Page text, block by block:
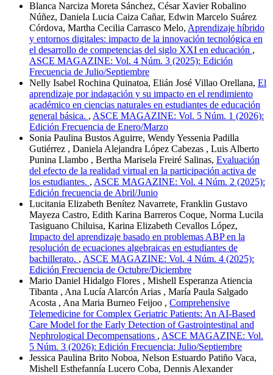
Blanca Narciza Moreta Sánchez, César Xavier Robalino
Núñez, Daniela Lucia Caiza Cañar, Edwin Marcelo Suárez
Córdova, Martha Cecilia Carrasco Melo, Aprendizaje híbrido
y entornos digitales: impacto de la innovación tecnológica en
el desarrollo de competencias del siglo XXI en educación ,
ASCE MAGAZINE: Vol. 4 Núm. 3 (2025): Edición
Frecuencia de Julio/Septiembre
Nelly Isabel Rochina Quinatoa, Elián José Villao Orellana, El
aprendizaje por indagación y su impacto en el rendimiento
académico en ciencias naturales en estudiantes de educación
general básica. , ASCE MAGAZINE: Vol. 5 Núm. 1 (2026):
Edición Frecuencia de Enero/Marzo
Sonia Paulina Bustos Aguirre, Wendy Yessenia Padilla
Gutiérrez , Daniela Alejandra López Cabezas , Luis Alberto
Punina Llambo , Bertha Marisela Freiré Salinas, Evaluación
del efecto de la realidad virtual en la participación activa de
los estudiantes. , ASCE MAGAZINE: Vol. 4 Núm. 2 (2025):
Edición frecuencia de Abril/Junio
Lucitania Elizabeth Benítez Navarrete, Franklin Gustavo
Mayeza Castro, Edith Karina Barreros Coque, Norma Lucila
Tasiguano Chiluisa, Karina Elizabeth Cevallos López,
Impacto del aprendizaje basado en problemas ABP en la
resolución de ecuaciones algebraicas en estudiantes de
bachillerato. , ASCE MAGAZINE: Vol. 4 Núm. 4 (2025):
Edición Frecuencia de Octubre/Diciembre
Mario Daniel Hidalgo Flores , Mishell Esperanza Atiencia
Tibanta , Ana Lucía Alarcón Arias , María Paula Salgado
Acosta , Ana Maria Burneo Feijoo , Comprehensive
Telemedicine for Complex Geriatric Patients: An AI-Based
Care Model for the Early Detection of Gastrointestinal and
Nephrological Decompensations , ASCE MAGAZINE: Vol.
5 Núm. 3 (2026): Edición Frecuencia: Julio/Septiembre
Jessica Paulina Brito Noboa, Nelson Estuardo Patiño Vaca,
Mishell Esthefannía Lucero Coba, Dennis Alexander